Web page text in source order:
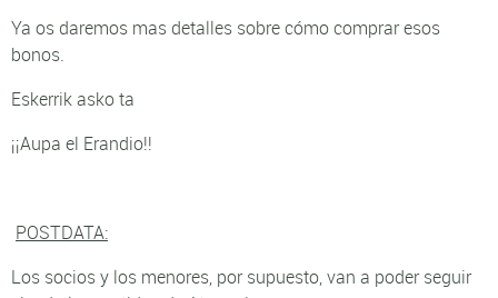
Ya os daremos mas detalles sobre cómo comprar esos
bonos.
Eskerrik asko ta
¡¡Aupa el Erandio!!
POSTDATA:
Los socios y los menores, por supuesto, van a poder seguir